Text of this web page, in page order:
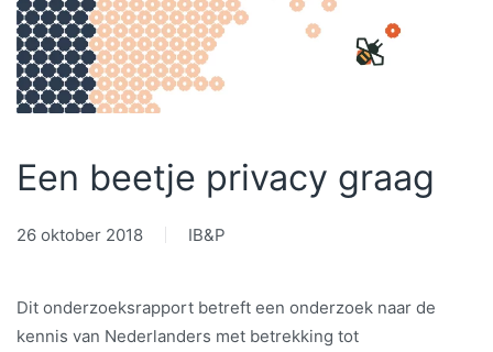
Een beetje privacy graag
26 oktober 2018 IB&P
Dit onderzoeksrapport betreft een onderzoek naar de
kennis van Nederlanders met betrekking tot